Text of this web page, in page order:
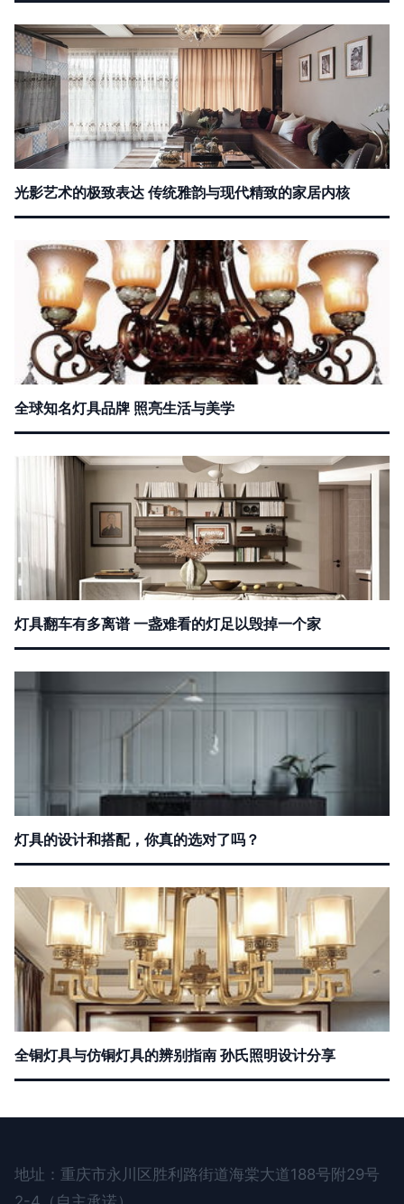
光影艺术的极致表达 传统雅韵与现代精致的家居内核
全球知名灯具品牌 照亮生活与美学
灯具翻车有多离谱 一盏难看的灯足以毁掉一个家
灯具的设计和搭配，你真的选对了吗？
全铜灯具与仿铜灯具的辨别指南 孙氏照明设计分享
地址：重庆市永川区胜利路街道海棠大道188号附29号